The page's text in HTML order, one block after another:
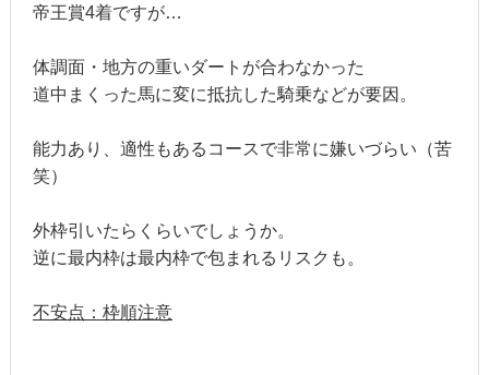
帝王賞4着ですが…
体調面・地方の重いダートが合わなかった
道中まくった馬に変に抵抗した騎乗などが要因。
能力あり、適性もあるコースで非常に嫌いづらい（苦
笑）
外枠引いたらくらいでしょうか。
逆に最内枠は最内枠で包まれるリスクも。
不安点：枠順注意